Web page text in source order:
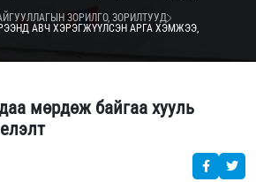
ЗОРИЛГО, ЗОРИЛТУУД
АВЧ ХЭРЭГЖҮҮЛСЭН АРГА ХЭМЖЭЭ,
мөрдөж байгаа хууль